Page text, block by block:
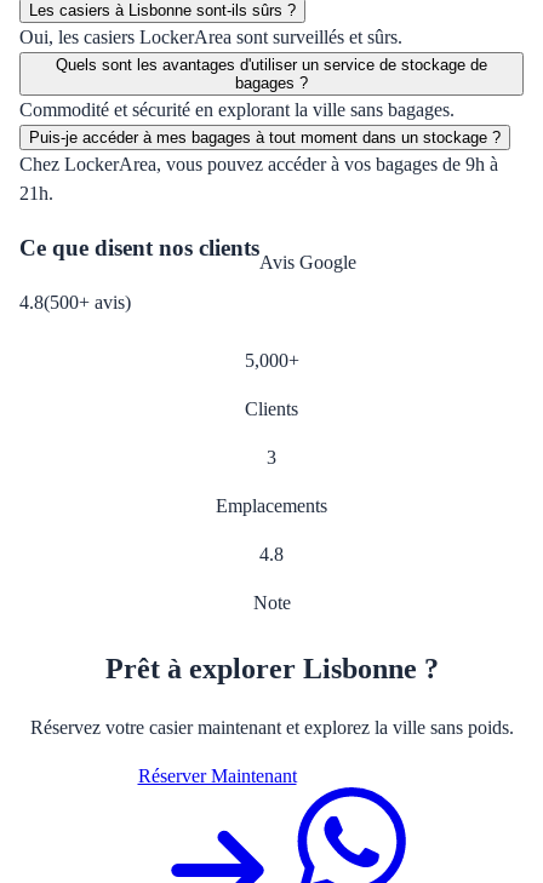
Les casiers à Lisbonne sont-ils sûrs ?
Oui, les casiers LockerArea sont surveillés et sûrs.
Quels sont les avantages d'utiliser un service de stockage de
bagages ?
Commodité et sécurité en explorant la ville sans bagages.
Puis-je accéder à mes bagages à tout moment dans un stockage ?
Chez LockerArea, vous pouvez accéder à vos bagages de 9h à
21h.
Ce que disent nos clients
4.8(500+ avis)
Avis Google
5,000+
Clients
3
Emplacements
4.8
Note
Prêt à explorer Lisbonne ?
Réservez votre casier maintenant et explorez la ville sans poids.
Réserver Maintenant